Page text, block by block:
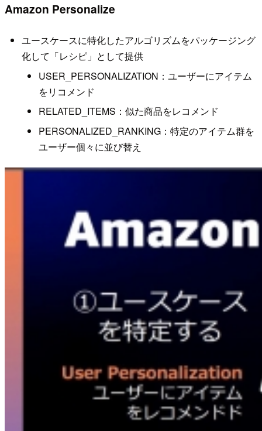
Amazon Personalize
ユースケースに特化したアルゴリズムをパッケージング
化して「レシピ」として提供
USER_PERSONALIZATION：ユーザーにアイテム
をリコメンド
RELATED_ITEMS：似た商品をレコメンド
PERSONALIZED_RANKING：特定のアイテム群を
ユーザー個々に並び替え